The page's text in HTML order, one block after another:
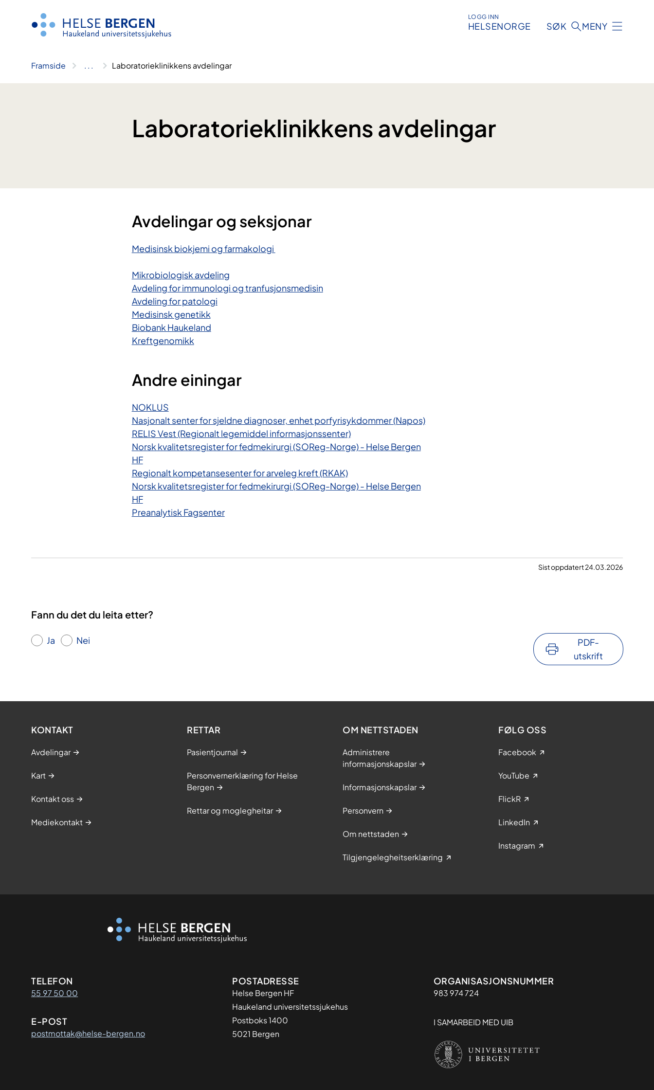
LOGG INN
HELSENORGE SØK MENY
Framside .. . Laboratorieklinikkens avdelingar
Laboratorieklinikkens avdelingar
Avdelingar og seksjonar
Medisinsk biokjemi og farmakologi
Mikrobiologisk avdeling
Avdeling for immunologi og tranfusjonsmedisin
Avdeling for patologi
Medisinsk genetikk
Biobank Haukeland
Kreftgenomikk
Andre einingar
NOKLUS
Nasjonalt senter for sjeldne diagnoser, enhet porfyrisykdommer (Napos)
RELIS Vest (Regionalt legemiddel informasjonssenter)
Norsk kvalitetsregister for fedmekirurgi (SOReg-Norge) - Helse Bergen
HF
Regionalt kompetansesenter for arveleg kreft (RKAK)
Norsk kvalitetsregister for fedmekirurgi (SOReg-Norge) - Helse Bergen
HF
Preanalytisk Fagsenter
Sist oppdatert 24.03.2026
Fann du det du leita etter?
Ja Nei
PDF-
utskrift
KONTAKT
Avdelingar
Kart
Kontakt oss
Mediekontakt
RETTAR
Pasientjournal
Personvernerklæring for Helse
Bergen
Rettar og moglegheitar
OM NETTSTADEN
Administrere
informasjonskapslar
Informasjonskapslar
Personvern
Om nettstaden
Tilgjengelegheitserklæring
FØLG OSS
Facebook
YouTube
FlickR
LinkedIn
Instagram
Kontaktinformasjon
TELEFON
55 97 50 00
E-POST
postmottak@helse-bergen.no
Adresse
POSTADRESSE
Helse Bergen HF
Haukeland universitetssjukehus
Postboks 1400
5021 Bergen
Organisasjon
ORGANISASJONSNUMMER
983 974 724
I SAMARBEID MED UIB